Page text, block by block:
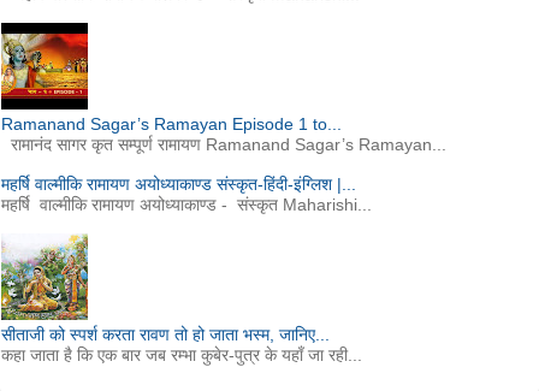
Ramanand Sagar’s Ramayan Episode 1 to...
रामानंद सागर कृत सम्पूर्ण रामायण Ramanand Sagar’s Ramayan...
महर्षि वाल्मीकि रामायण अयोध्याकाण्ड संस्कृत-हिंदी-इंग्लिश |...
महर्षि वाल्मीकि रामायण अयोध्याकाण्ड - संस्कृत Maharishi...
सीताजी को स्पर्श करता रावण तो हो जाता भस्म, जानिए...
कहा जाता है कि एक बार जब रम्भा कुबेर-पुत्र के यहाँ जा रही...